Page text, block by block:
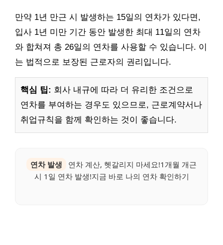
만약 1년 만근 시 발생하는 15일의 연차가 있다면,
입사 1년 미만 기간 동안 발생한 최대 11일의 연차
와 합쳐져 총 26일의 연차를 사용할 수 있습니다. 이
는 법적으로 보장된 근로자의 권리입니다.
핵심 팁: 회사 내규에 따라 더 유리한 조건으로
연차를 부여하는 경우도 있으므로, 근로계약서나
취업규칙을 함께 확인하는 것이 좋습니다.
연차 발생
연차 계산, 헷갈리지 마세요!1개월 개근
시 1일 연차 발생!지금 바로 나의 연차 확인하기